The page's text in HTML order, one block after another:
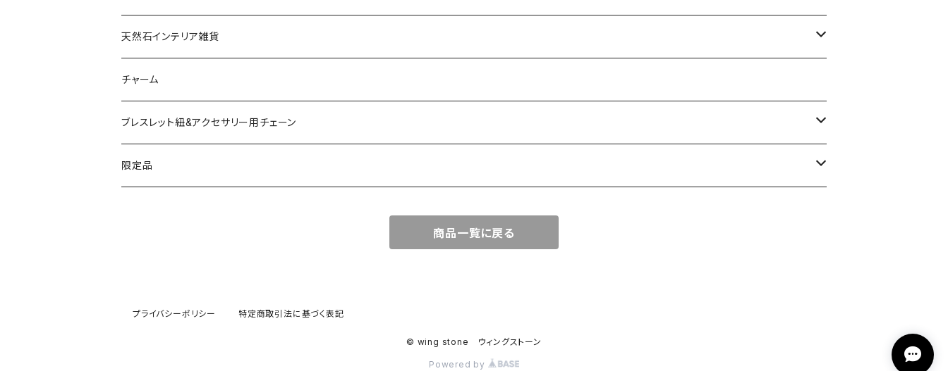
ドゥルージー
ソーラークォーツ
コッパー
アゲート
天然石インテリア雑貨
天然石スライスコースター
天然石キャンドルホルダー
チャーム
ブレスレット紐&アクセサリー用チェーン
ネックレスチェーン
限定品
商品一覧に戻る
プライバシーポリシー 特定商取引法に基づく表記
© wing stone ウィングストーン
Powered by